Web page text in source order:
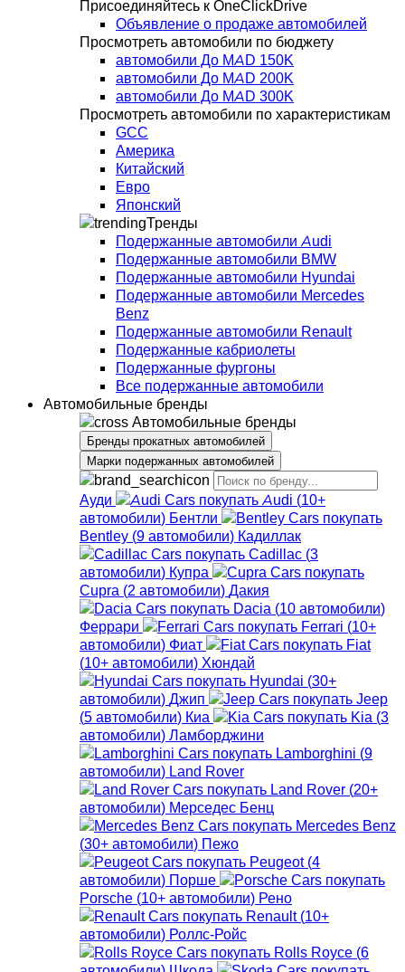
Присоединяйтесь к OneClickDrive
Объявление о продаже автомобилей
Просмотреть автомобили по бюджету
автомобили До MAD 150K
автомобили До MAD 200K
автомобили До MAD 300K
Просмотреть автомобили по характеристикам
GCC
Америка
Китайский
Евро
Японский
Тренды
Подержанные автомобили Audi
Подержанные автомобили BMW
Подержанные автомобили Hyundai
Подержанные автомобили Mercedes
Benz
Подержанные автомобили Renault
Подержанные кабриолеты
Подержанные фургоны
Все подержанные автомобили
Автомобильные бренды
Автомобильные бренды
Бренды прокатных автомобилей
Марки подержанных автомобилей
Ауди Audi (10+
автомобили) Бентли
Bentley (9 автомобили) Кадиллак
Cadillac (3
автомобили) Купра
Cupra (2 автомобили) Дакия
Dacia (10 автомобили)
Феррари
Ferrari (10+
автомобили) Фиат
Fiat
(10+ автомобили) Хюндай
Hyundai (30+
автомобили) Джип
Jeep
(5 автомобили) Киа Kia (3
автомобили) Ламборджини
Lamborghini (9
автомобили) Land Rover
Land Rover (20+
автомобили) Мерседес Бенц
Mercedes Benz
(30+ автомобили) Пежо
Peugeot (4
автомобили) Порше
Porsche (10+ автомобили) Рено
Renault (10+
автомобили) Роллс-Ройс
Rolls Royce (6